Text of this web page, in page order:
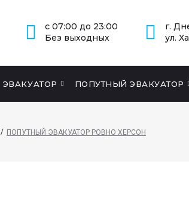
с 07:00 до 23:00
Без выходных
г.
ул.
ЭВАКУАТОР ПОПУТНЫЙ ЭВАКУАТОР
/ ПОПУТНЫЙ ЭВАКУАТОР РОВНО ХЕРСОН